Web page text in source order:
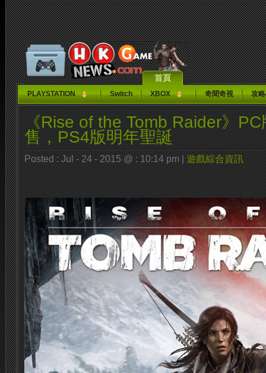
首頁
PLAYSTATION Switch XBOX 奇聞奇視 攻
《Rise of the Tomb Raider》
售，PS4版明年聖誕
Posted : Jul - 24 - 2015 @ : 10:14 pm | 遊戲綜合資訊